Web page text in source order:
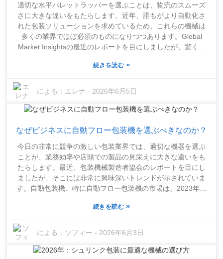
長期的に利益を大幅に向上させることができます。そして何
より素晴らしいのは、この機械は非常に汎用性が高く、あら
ゆる種類の製品に対応できることです。とはいえ、飛びつく
前に、本当に必要なものをきちんと見極めることが大切で
す。リサーチをしたり、業界の専門家に相談したりするな
ど、適切な判断を下すためにできることは何でも試してみま
に効率性の向上と安定したパフォーマンスという形で報われ
るはずです。
適切な水平パレットラッパーを選ぶことは、物流のスムーズ
さに大きな違いをもたらします。近年、誰もがより自動化さ
れた包装ソリューションを求めているため、これらの機械は
多くの業界でほぼ必須のものになりつつあります。Global
Market Insightsの最近のレポートを目にしましたが、驚くべ
均成長率（CAGR）約5.7%で成長すると予想されています。
いるかを示しています。専門家は、特定のニーズに実際に適
合する機器を選択することがいかに重要であるかをよく強調
します。Packaging Solutions Inc.の著名な包装専門家である
たいのであれば、製品の寸法と重量を知ることが非常に重要
ぴったりのソリューションを見つける必要がある場合もあり
ます。多くの企業が高性能なハイエンドモデルに力を入れて
いますが、それはそれで素晴らしいことですが、使いやすさ
やメンテナンスコストなども考慮することを忘れないでくだ
さい。チームのトレーニングが不十分だと、せっかく導入し
ても失敗に終わってしまうこともあります。つまり、最終的
ークフローにきちんと適合し、従業員が最初から操作方法を
理解していることを確認することが重要です。
続きを読む »
による： エレナ - 2026年6月5日
なぜビジネスに自動フロー包装機を選ぶべきなのか？
今日の非常に競争の激しい包装業界では、適切な機器を選ぶ
ことが、業務効率や店頭での製品の見栄えに大きな違いをも
たらします。最近、包装機械製造者協会のレポートを目にし
ましたが、そこには非常に興味深いトレンドが示されていま
す。自動包装機、特に自動フロー包装機の市場は、2023年か
門家は、新しいテクノロジーを取り入れることが生産をスム
装業界に携わってきたジョン・スミス氏は、「自動フロー包
装機を導入することは、単に作業速度を上げるだけでなく、
正確かつ一貫性のある作業を行うことを意味します」と述べ
続きを読む »
による： ソフィー - 2026年6月3日